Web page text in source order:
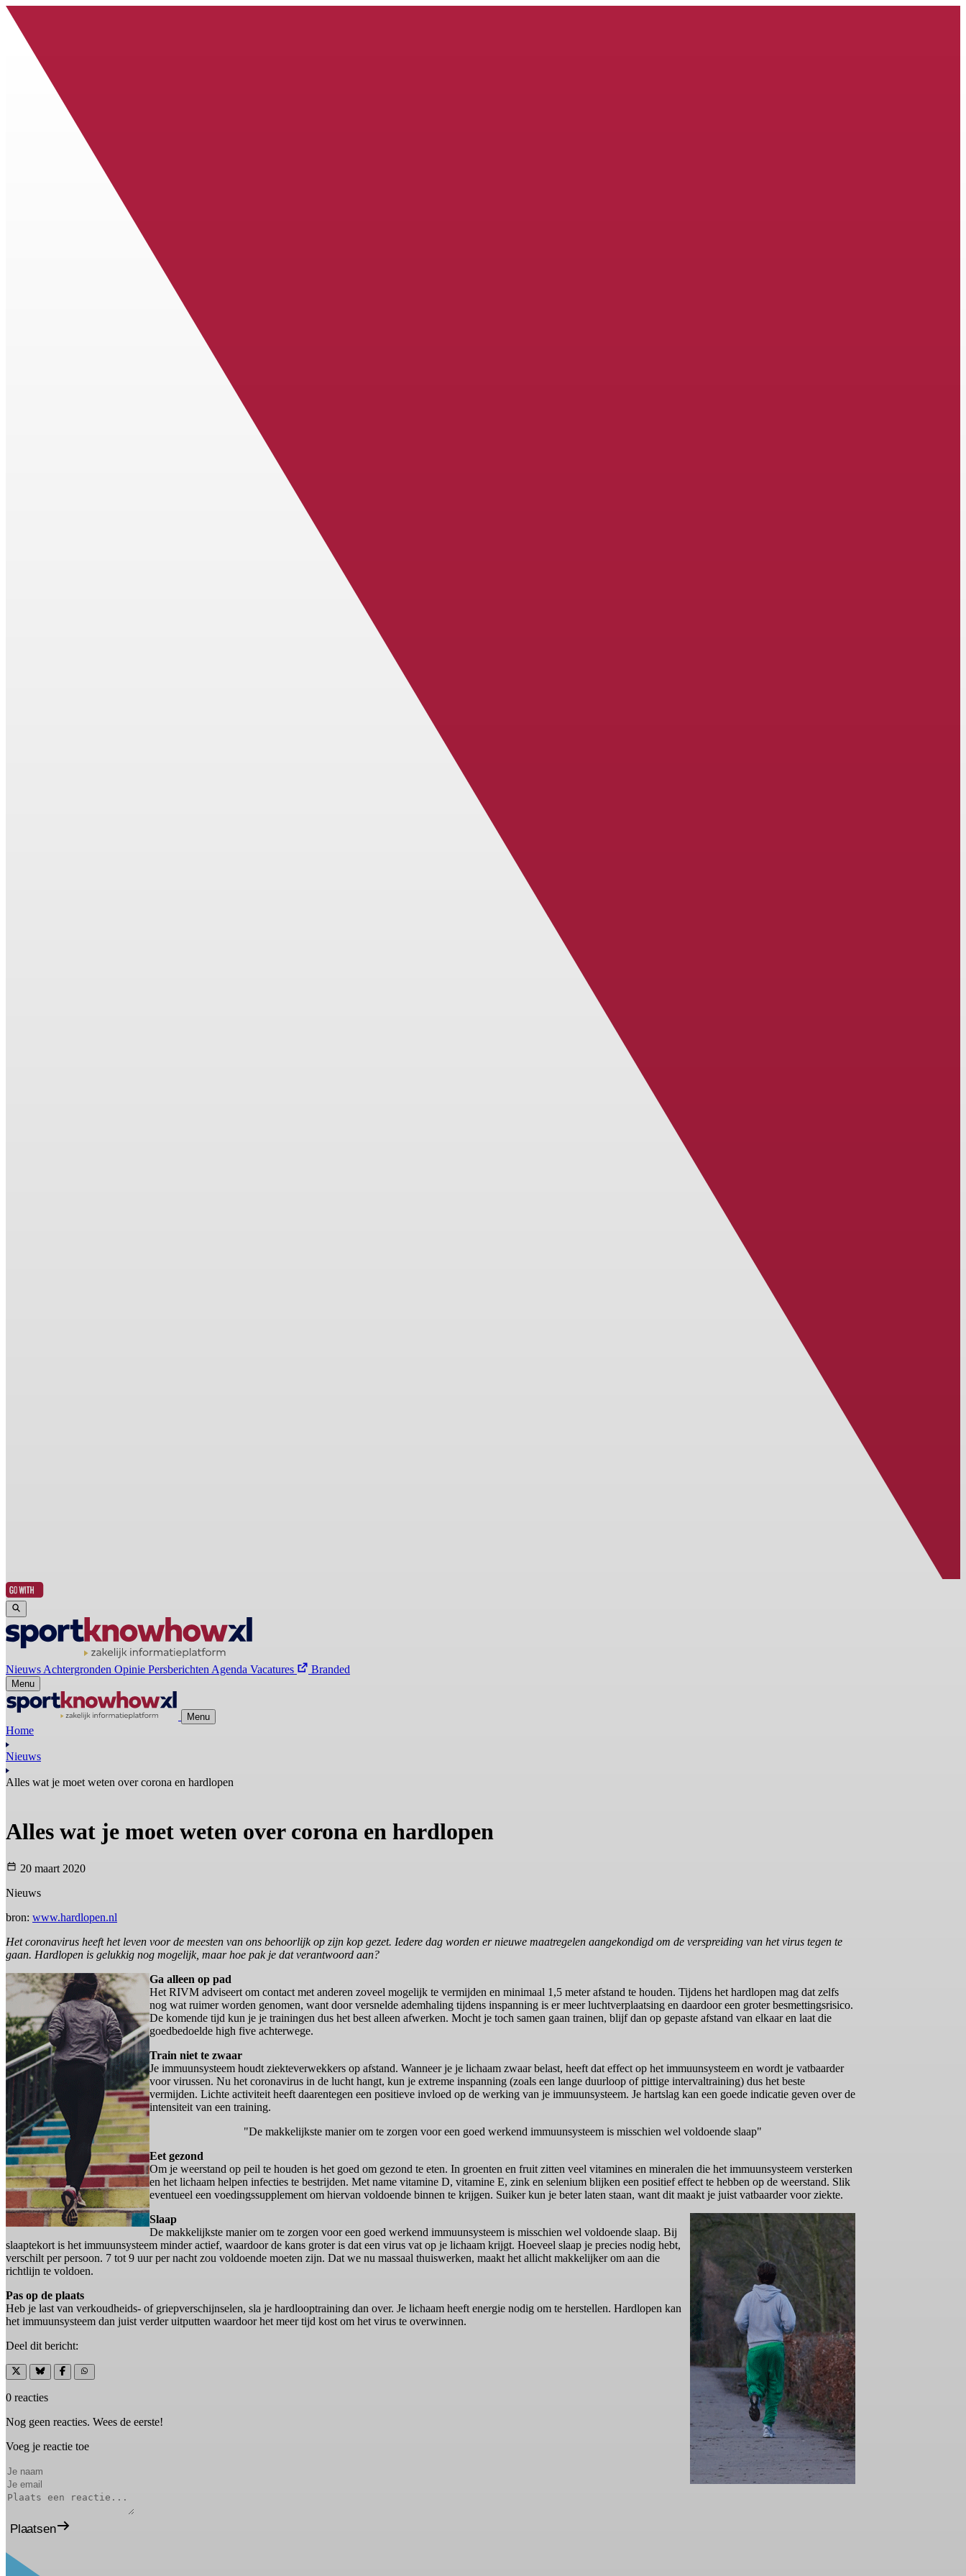
Nieuws Achtergronden Opinie Persberichten Agenda Vacatures Branded
Menu
Menu
Home
Nieuws
Alles wat je moet weten over corona en hardlopen
Alles wat je moet weten over corona en hardlopen
20 maart 2020
Nieuws
bron: www.hardlopen.nl
Het coronavirus heeft het leven voor de meesten van ons behoorlijk op zijn kop gezet. Iedere dag worden er nieuwe maatregelen aangekondigd om de verspreiding van het virus tegen te
gaan. Hardlopen is gelukkig nog mogelijk, maar hoe pak je dat verantwoord aan?
Ga alleen op pad
Het RIVM adviseert om contact met anderen zoveel mogelijk te vermijden en minimaal 1,5 meter afstand te houden. Tijdens het hardlopen mag dat zelfs
nog wat ruimer worden genomen, want door versnelde ademhaling tijdens inspanning is er meer luchtverplaatsing en daardoor een groter besmettingsrisico.
De komende tijd kun je je trainingen dus het best alleen afwerken. Mocht je toch samen gaan trainen, blijf dan op gepaste afstand van elkaar en laat die
goedbedoelde high five achterwege.
Train niet te zwaar
Je immuunsysteem houdt ziekteverwekkers op afstand. Wanneer je je lichaam zwaar belast, heeft dat effect op het immuunsysteem en wordt je vatbaarder
voor virussen. Nu het coronavirus in de lucht hangt, kun je extreme inspanning (zoals een lange duurloop of pittige intervaltraining) dus het beste
vermijden. Lichte activiteit heeft daarentegen een positieve invloed op de werking van je immuunsysteem. Je hartslag kan een goede indicatie geven over de
intensiteit van een training.
"De makkelijkste manier om te zorgen voor een goed werkend immuunsysteem is misschien wel voldoende slaap"
Eet gezond
Om je weerstand op peil te houden is het goed om gezond te eten. In groenten en fruit zitten veel vitamines en mineralen die het immuunsysteem versterken
en het lichaam helpen infecties te bestrijden. Met name vitamine D, vitamine E, zink en selenium blijken een positief effect te hebben op de weerstand. Slik
eventueel een voedingssupplement om hiervan voldoende binnen te krijgen. Suiker kun je beter laten staan, want dit maakt je juist vatbaarder voor ziekte.
Slaap
De makkelijkste manier om te zorgen voor een goed werkend immuunsysteem is misschien wel voldoende slaap. Bij
slaaptekort is het immuunsysteem minder actief, waardoor de kans groter is dat een virus vat op je lichaam krijgt. Hoeveel slaap je precies nodig hebt,
verschilt per persoon. 7 tot 9 uur per nacht zou voldoende moeten zijn. Dat we nu massaal thuiswerken, maakt het allicht makkelijker om aan die
richtlijn te voldoen.
Pas op de plaats
Heb je last van verkoudheids- of griepverschijnselen, sla je hardlooptraining dan over. Je lichaam heeft energie nodig om te herstellen. Hardlopen kan
het immuunsysteem dan juist verder uitputten waardoor het meer tijd kost om het virus te overwinnen.
Deel dit bericht:
0 reacties
Nog geen reacties. Wees de eerste!
Voeg je reactie toe
Plaatsen